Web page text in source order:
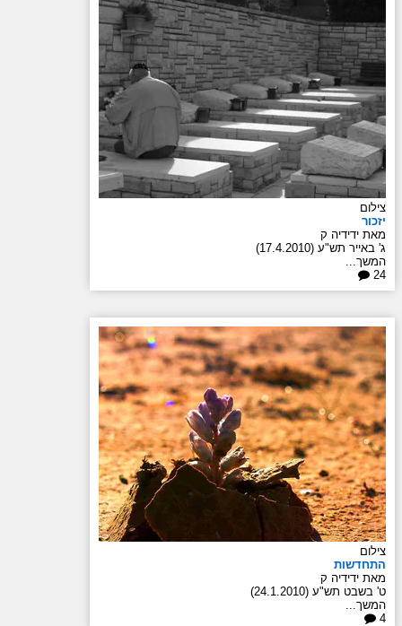
צילום
יזכור
מאת ידידיה ק
ג' באייר תש"ע (17.4.2010)
המשך...
24
צילום
התחדשות
מאת ידידיה ק
ט' בשבט תש"ע (24.1.2010)
המשך...
4